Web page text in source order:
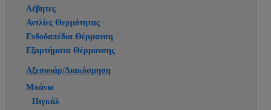
Λέβητες
Αντλίες Θερμότητας
Ενδοδαπέδια Θέρμανση
Εξαρτήματα Θέρμανσης
Αξεσουάρ/Διακόσμηση
Μπάνιο
Πιγκάλ